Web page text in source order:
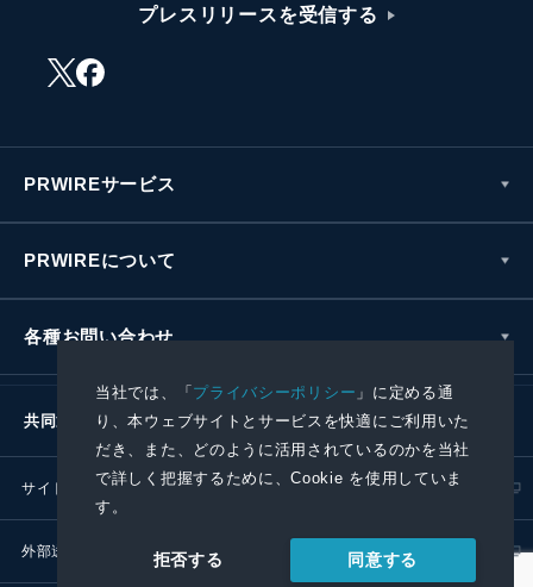
当社では、「プライバシーポリシー 」に定める通
り、本ウェブサイトとサービスを快適にご利用いた
だき、また、どのように活用されているのかを当社
で詳しく把握するために、Cookie を使用していま
す。
拒否する 同意する
プレスリリースを受信する
PRWIREサービス
PRWIREについて
各種お問い合わせ
共同通信社グループ
サイトポリシー プライバシーポリシー
外部送信ポリシー プレスリリース取扱基準